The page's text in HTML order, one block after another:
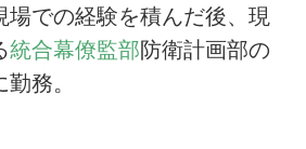
場での経験を積んだ後、現
統合幕僚監部防衛計画部の
務。